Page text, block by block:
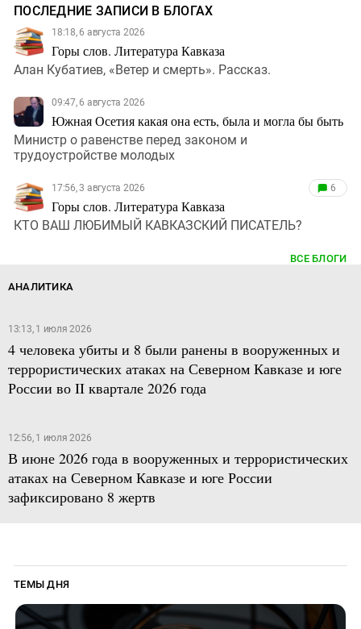
ПОСЛЕДНИЕ ЗАПИСИ В БЛОГАХ
18:18, 6 августа 2026
Горы слов. Литература Кавказа
Алан Кубатиев, «Ветер и смерть». Рассказ.
09:47, 6 августа 2026
Южная Осетия какая она есть, была и могла бы быть
Министр о равенстве перед законом и
трудоустройстве молодых
17:56, 3 августа 2026
Горы слов. Литература Кавказа
6
КТО ВАШ ЛЮБИМЫЙ КАВКАЗСКИЙ ПИСАТЕЛЬ?
ВСЕ БЛОГИ
АНАЛИТИКА
13:13, 1 июля 2026
4 человека убиты и 8 были ранены в вооруженных и
террористических атаках на Северном Кавказе и юге
России во II квартале 2026 года
12:56, 1 июля 2026
В июне 2026 года в вооруженных и террористических
атаках на Северном Кавказе и юге России
зафиксировано 8 жертв
ТЕМЫ ДНЯ